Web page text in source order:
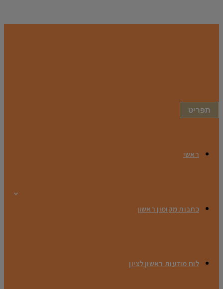
תפריט
ראשי
כתבות מקומון ראשון
לוח מודעות ראשון לציון